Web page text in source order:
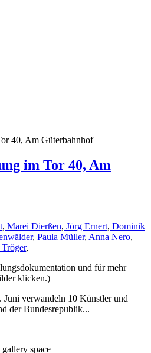
im Tor 40, Am
, Marei Dierßen, Jörg Ernert, Dominik
, Paula Müller, Anna Nero,
Tröger,
und für mehr
klicken.)
Juni verwandeln 10 Künstler und
der Bundesrepublik...